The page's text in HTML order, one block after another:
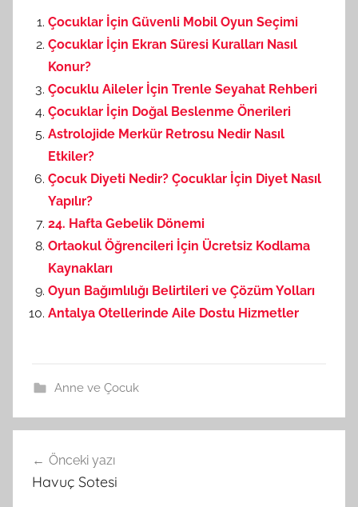
Çocuklar İçin Güvenli Mobil Oyun Seçimi
Çocuklar İçin Ekran Süresi Kuralları Nasıl
Konur?
Çocuklu Aileler İçin Trenle Seyahat Rehberi
Çocuklar İçin Doğal Beslenme Önerileri
Astrolojide Merkür Retrosu Nedir Nasıl
Etkiler?
Çocuk Diyeti Nedir? Çocuklar İçin Diyet Nasıl
Yapılır?
24. Hafta Gebelik Dönemi
Ortaokul Öğrencileri İçin Ücretsiz Kodlama
Kaynakları
Oyun Bağımlılığı Belirtileri ve Çözüm Yolları
Antalya Otellerinde Aile Dostu Hizmetler
Anne ve Çocuk
Yazı
gezinmesi
Önceki yazı
Havuç Sotesi